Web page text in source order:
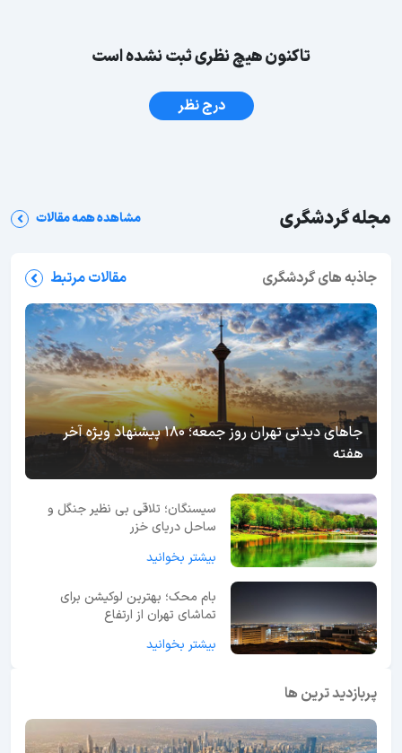
تاکنون هیچ نظری ثبت نشده است
درج نظر
مجله گردشگری مشاهده همه مقالات
جاذبه های گردشگری مقالات مرتبط
جاهای دیدنی تهران روز جمعه؛ 180 پیشنهاد ویژه آخر
هفته
سیسنگان؛ تلاقی بی نظیر جنگل و
ساحل دریای خزر
بیشتر بخوانید
بام محک؛ بهترین لوکیشن برای
تماشای تهران از ارتفاع
بیشتر بخوانید
پربازدید ترین ها